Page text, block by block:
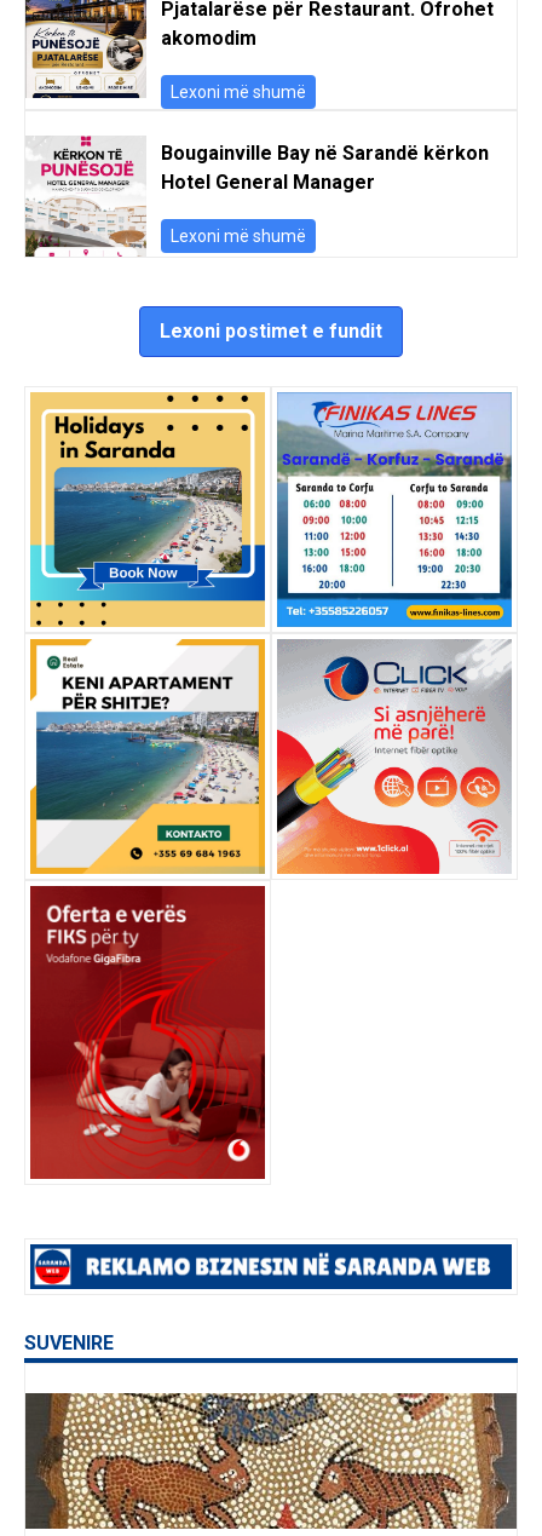
Pjatalarëse për Restaurant. Ofrohet
akomodim
Lexoni më shumë
Bougainville Bay në Sarandë kërkon
Hotel General Manager
Lexoni më shumë
Lexoni postimet e fundit
SUVENIRE